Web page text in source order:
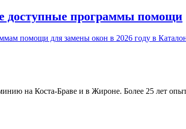
доступные программы помощи
помощи для замены окон в 2026 году в
на Коста-Браве и в Жироне. Более 25 лет